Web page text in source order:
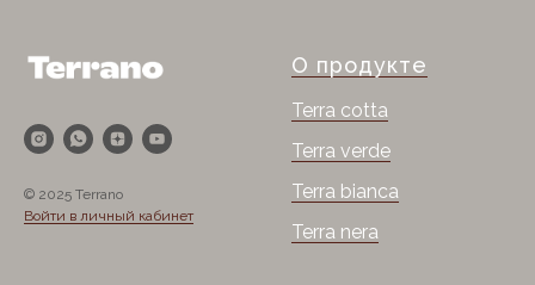
© 2025 Terrano
Войти в личный кабинет
О продукте
Terra cotta
Terra verde
Terra bianca
Terra nera